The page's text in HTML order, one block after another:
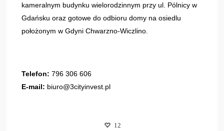
kameralnym budynku wielorodzinnym przy ul. Pólnicy w
Gdańsku oraz gotowe do odbioru domy na osiedlu
położonym w Gdyni Chwarzno-Wiczlino.
Telefon: 796 306 606
E-mail: biuro@3cityinvest.pl
12